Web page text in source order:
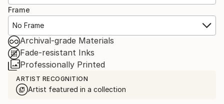
Frame
No Frame
Archival-grade Materials
Fade-resistant Inks
Professionally Printed
ARTIST RECOGNITION
Artist featured in a collection